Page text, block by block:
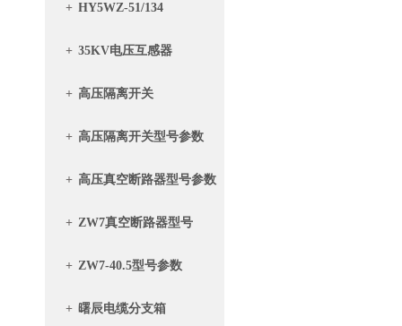
+ HY5WZ-51/134
+ 35KV电压互感器
+ 高压隔离开关
+ 高压隔离开关型号参数
+ 高压真空断路器型号参数
+ ZW7真空断路器型号
+ ZW7-40.5型号参数
+ 曙辰电缆分支箱